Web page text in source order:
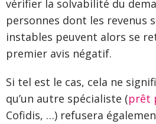
vérifier la solvabilité du
personnes dont les revenus
instables peuvent alors se
premier avis négatif.
Si tel est le cas, cela ne
qu’un autre spécialiste (prêt
Cofidis, …) refusera